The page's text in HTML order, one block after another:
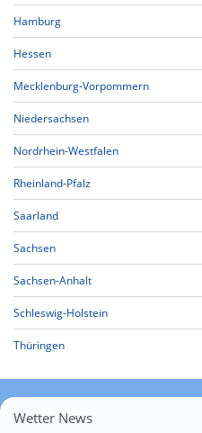
Hamburg
Hessen
Mecklenburg-Vorpommern
Niedersachsen
Nordrhein-Westfalen
Rheinland-Pfalz
Saarland
Sachsen
Sachsen-Anhalt
Schleswig-Holstein
Thüringen
Wetter News